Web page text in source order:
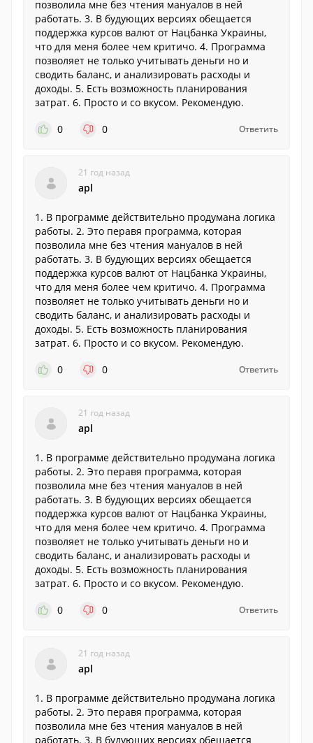
позволила мне без чтения мануалов в ней
работать. 3. В будующих версиях обещается
поддержка курсов валют от Нацбанка Украины,
что для меня более чем критичо. 4. Программа
позволяет не только учитывать деньги но и
сводить баланс, и анализировать расходы и
доходы. 5. Есть возможность планирования
затрат. 6. Просто и со вкусом. Рекомендую.
0
0 Ответить
21 год назад
apl
1. В программе действительно продумана логика
работы. 2. Это перавя программа, которая
позволила мне без чтения мануалов в ней
работать. 3. В будующих версиях обещается
поддержка курсов валют от Нацбанка Украины,
что для меня более чем критичо. 4. Программа
позволяет не только учитывать деньги но и
сводить баланс, и анализировать расходы и
доходы. 5. Есть возможность планирования
затрат. 6. Просто и со вкусом. Рекомендую.
0
0 Ответить
21 год назад
apl
1. В программе действительно продумана логика
работы. 2. Это перавя программа, которая
позволила мне без чтения мануалов в ней
работать. 3. В будующих версиях обещается
поддержка курсов валют от Нацбанка Украины,
что для меня более чем критичо. 4. Программа
позволяет не только учитывать деньги но и
сводить баланс, и анализировать расходы и
доходы. 5. Есть возможность планирования
затрат. 6. Просто и со вкусом. Рекомендую.
0
0 Ответить
21 год назад
apl
1. В программе действительно продумана логика
работы. 2. Это перавя программа, которая
позволила мне без чтения мануалов в ней
работать. 3. В будующих версиях обещается